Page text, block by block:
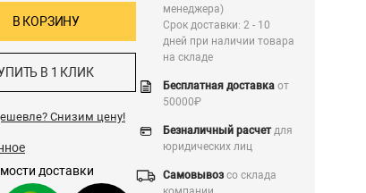
В КОРЗИНУ
В 1 КЛИК
Снизим цену!
доставки
менеджера)
Срок доставки: 2 - 10
дней при наличии товара
на складе
Бесплатная доставкаот
50000₽
Безналичный расчетдля
юридических лиц
Самовывозсо склада